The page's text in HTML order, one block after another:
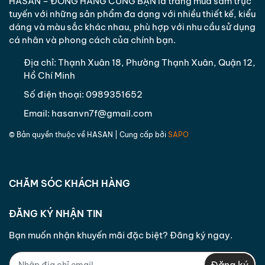
phẩm mà khách hàng đặt đối với sản phẩm giao
sai hàng/ sai số lượng hoặc khi phát sinh sản phẩm
không đạt cam kết.
- Đổi sản phẩm khác có giá trị tương đương cho
khách hàng trong trường hợp sản phẩm khách
hàng đã đặt hết hàng nếu khách hàng đồng ý.
Trường hợp khách hàng không còn nhu cầu nữa do
được đổi lại công ty sẽ hoàn phí cho khách hàng
bằng hình thức chuyển khoản hoặc theo phương
tuyến với những sản phẩm đa dạng với nhiều thiết kế, kiểu
dáng và màu sắc khác nhau, phù hợp với nhu cầu sử dụng
cá nhân và phong cách của chính bạn.
Địa chỉ: Thạnh Xuân 18, Phường Thạnh Xuân, Quận 12,
Hồ Chí Minh
Số điện thoại: 0989351652
Email: hasanvn7f@gmail.com
© Bản quyền thuộc về HASAN | Cung cấp bởi SAPO
CHĂM SÓC KHÁCH HÀNG
ĐĂNG KÝ NHẬN TIN
Bạn muốn nhận khuyến mãi đặc biệt? Đăng ký ngay.